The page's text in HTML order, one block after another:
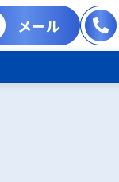
メール